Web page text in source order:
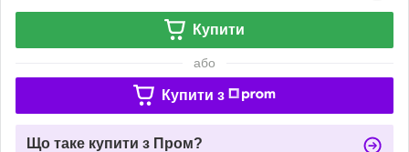
Купити
або
Купити з
Що таке купити з Пром?